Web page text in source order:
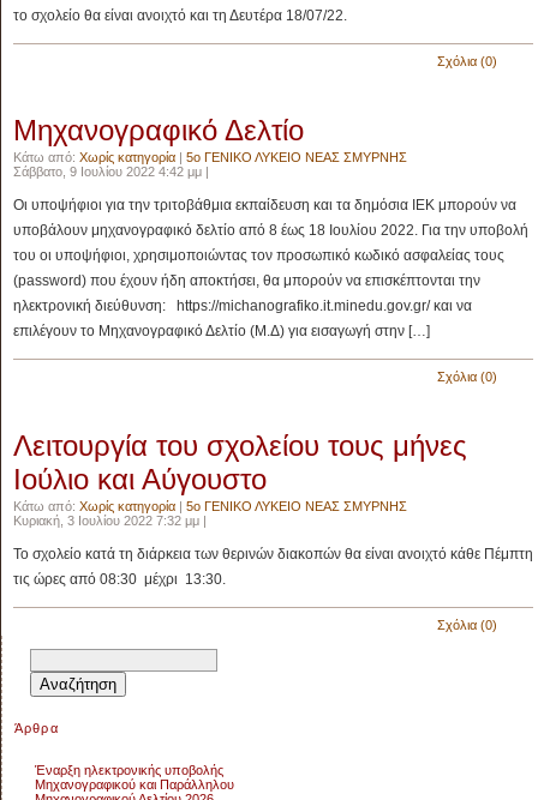
το σχολείο θα είναι ανοιχτό και τη Δευτέρα 18/07/22.
Σχόλια (0)
Μηχανογραφικό Δελτίο
Κάτω από: Χωρίς κατηγορία | 5ο ΓΕΝΙΚΟ ΛΥΚΕΙΟ ΝΕΑΣ ΣΜΥΡΝΗΣ
Σάββατο, 9 Ιουλίου 2022 4:42 μμ |
Οι υποψήφιοι για την τριτοβάθμια εκπαίδευση και τα δημόσια ΙΕΚ μπορούν να
υποβάλουν μηχανογραφικό δελτίο από 8 έως 18 Ιουλίου 2022. Για την υποβολή
του οι υποψήφιοι, χρησιμοποιώντας τον προσωπικό κωδικό ασφαλείας τους
(password) που έχουν ήδη αποκτήσει, θα μπορούν να επισκέπτονται την
ηλεκτρονική διεύθυνση: https://michanografiko.it.minedu.gov.gr/ και να
επιλέγουν το Μηχανογραφικό Δελτίο (Μ.Δ) για εισαγωγή στην […]
Σχόλια (0)
Λειτουργία του σχολείου τους μήνες
Ιούλιο και Αύγουστο
Κάτω από: Χωρίς κατηγορία | 5ο ΓΕΝΙΚΟ ΛΥΚΕΙΟ ΝΕΑΣ ΣΜΥΡΝΗΣ
Κυριακή, 3 Ιουλίου 2022 7:32 μμ |
Το σχολείο κατά τη διάρκεια των θερινών διακοπών θα είναι ανοιχτό κάθε Πέμπτη
τις ώρες από 08:30 μέχρι 13:30.
Σχόλια (0)
για:
Άρθρα
Έναρξη ηλεκτρονικής υποβολής
Μηχανογραφικού και Παράλληλου